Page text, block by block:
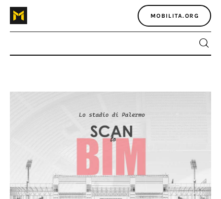
MOBILITA.ORG
Home
Atlante dei masters
Agenzia e media
Contatti